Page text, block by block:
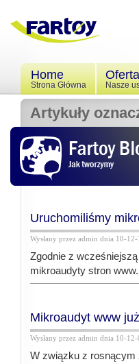
Artykuły
Uruchomiliśmy
Wysłany przez admin dnia 10-
Zgodnie z
mikroaudyty stron www.
Mikroaudyt www
Wysłany przez admin dnia 10-
W związku z rosnącym
Home
Strona Główna
Oferta
Nasze